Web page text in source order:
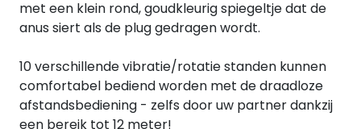
met een klein rond, goudkleurig spiegeltje dat de
anus siert als de plug gedragen wordt.
10 verschillende vibratie/rotatie standen kunnen
comfortabel bediend worden met de draadloze
afstandsbediening - zelfs door uw partner dankzij
een bereik tot 12 meter!